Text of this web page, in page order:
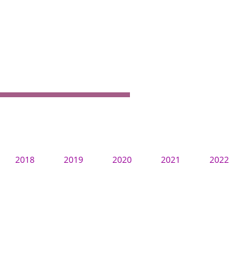
2018 2019 2020 2021 2022